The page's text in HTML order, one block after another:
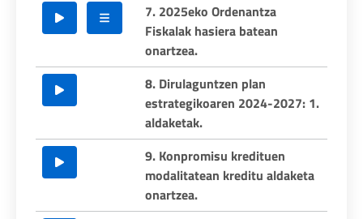
7. 2025eko Ordenantza
Fiskalak hasiera batean
onartzea.
8. Dirulaguntzen plan
estrategikoaren 2024-2027: 1.
aldaketak.
9. Konpromisu kredituen
modalitatean kreditu aldaketa
onartzea.